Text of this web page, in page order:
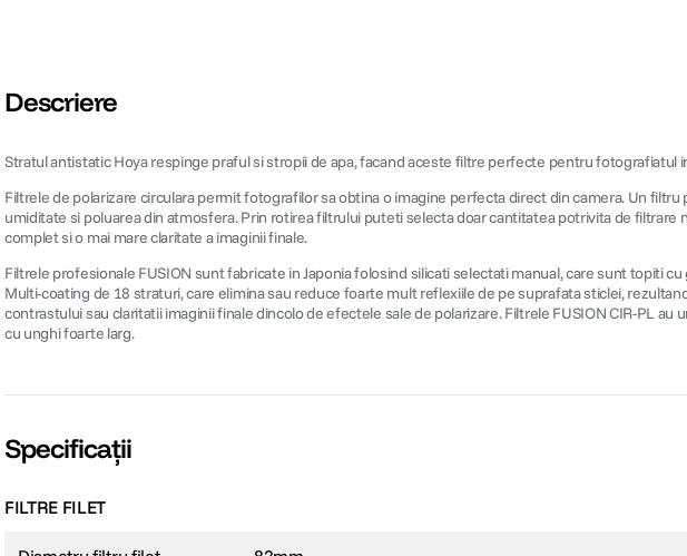
Descriere
Stratul antistatic Hoya respinge praful si stropii de apa, facand aceste filtre perfecte pentru
Filtrele de polarizare circulara permit fotografilor sa obtina o imagine perfecta direct din camera. Un
umiditate si poluarea din atmosfera. Prin rotirea filtrului puteti selecta doar cantitatea potrivita de
complet si o mai mare claritate a imaginii finale.
Filtrele profesionale FUSION sunt fabricate in Japonia folosind silicati selectati manual, care sunt topiti
Multi-coating de 18 straturi, care elimina sau reduce foarte mult reflexiile de pe suprafata sticlei,
contrastului sau claritatii imaginii finale dincolo de efectele sale de polarizare. Filtrele FUSION CIR-PL
cu unghi foarte larg.
Specificații
FILTRE FILET